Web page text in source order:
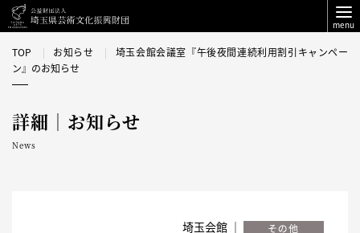
menu
TOP お知らせ
埼玉会館会議室『午後夜間連続利用割引キャンペー
ン』のお知らせ
詳細｜お知らせ
News
埼玉会館 ｜